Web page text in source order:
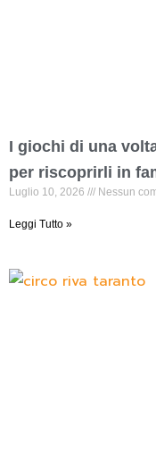
I giochi di una
per riscoprirli in
Luglio 10, 2026 Nessun
Leggi Tutto »